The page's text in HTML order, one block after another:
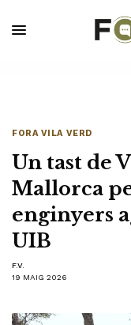
FORA VILA VERD
Un tast de
Mallorca
enginyers
UIB
F.V.
19 MAIG 2026